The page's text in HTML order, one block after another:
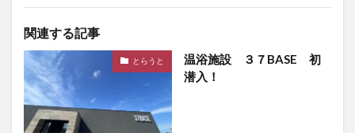
関連する記事
とらうと
温浴施設 ３７BASE 初
潜入！